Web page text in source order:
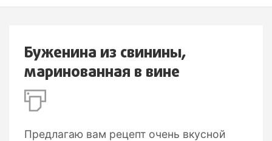
Буженина из свинины,
маринованная в вине
Предлагаю вам рецепт очень вкусной